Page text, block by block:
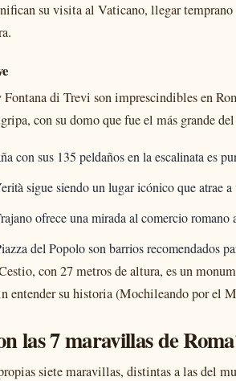
su visita al Vaticano, llegar
Fontana di Trevi son imprescindibles en
con su domo que fue el más grande
con sus 135 peldaños en la escalinata es
sigue siendo un lugar icónico que atrae
ofrece una mirada al comercio romano
del Popolo son barrios recomendados
con 27 metros de altura, es un
entender su historia (Mochileando por el
las 7 maravillas de
siete maravillas, distintas a las del